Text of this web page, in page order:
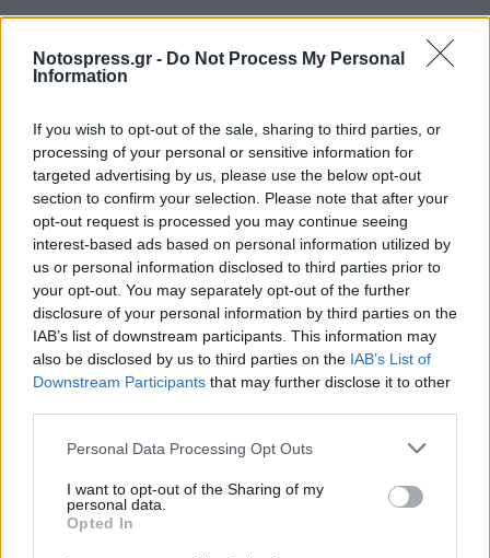
Notospress.gr - Do Not Process My Personal
Information
If you wish to opt-out of the sale, sharing to third parties, or
processing of your personal or sensitive information for
targeted advertising by us, please use the below opt-out
section to confirm your selection. Please note that after your
opt-out request is processed you may continue seeing
interest-based ads based on personal information utilized by
us or personal information disclosed to third parties prior to
your opt-out. You may separately opt-out of the further
disclosure of your personal information by third parties on the
IAB’s list of downstream participants. This information may
also be disclosed by us to third parties on the IAB’s List of
Downstream Participants that may further disclose it to other
Personal Data Processing Opt Outs
I want to opt-out of the Sharing of my
personal data.
Opted In
Σχετικά Άρθρα
Κοντά στα ξερά καίγονται και τα χλωρά!
31/07/2026 09:17